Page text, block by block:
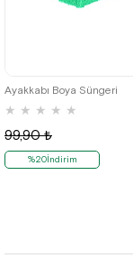
Ayakkabı Boya Süngeri
★ ★ ★ ★ ★
99,90 ₺
%20İndirim